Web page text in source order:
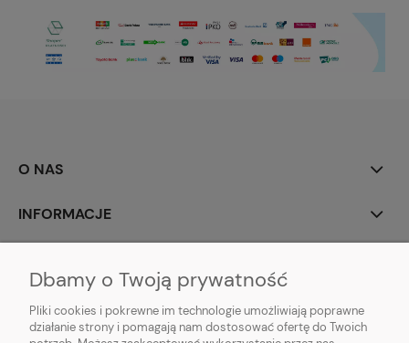
O NAS
INFORMACJE
POMOC
Dbamy o Twoją prywatność
Pliki cookies i pokrewne im technologie umożliwiają poprawne
działanie strony i pomagają nam dostosować ofertę do Twoich